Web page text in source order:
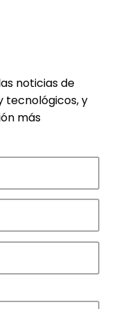
impulsan la
APTE.
noticias de
tecnológicos, y
más